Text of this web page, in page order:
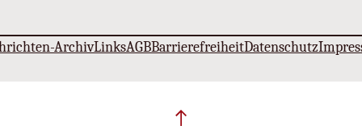
ArchivLinksAGBBarrierefreiheitDatenschutz